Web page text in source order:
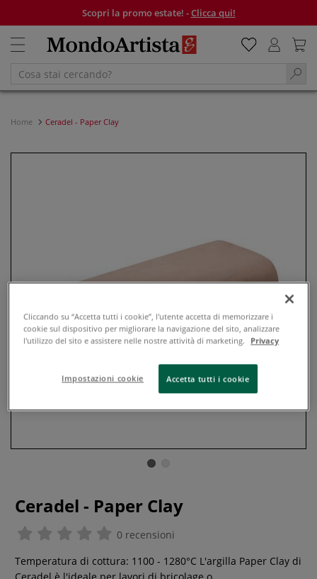
Scopri la promo estate! -Clicca qui!
Home Ceradel - Paper Clay
Ceradel - Paper Clay
0 recensioni
Temperatura di cottura: 1100 - 1280°C L'argilla Paper Clay di
Cliccando su “Accetta tutti i cookie”, l'utente accetta di memorizzare i
cookie sul dispositivo per migliorare la navigazione del sito, analizzare
l'utilizzo del sito e assistere nelle nostre attività di marketing.
Privacy
Impostazioni cookie Accetta tutti i cookie